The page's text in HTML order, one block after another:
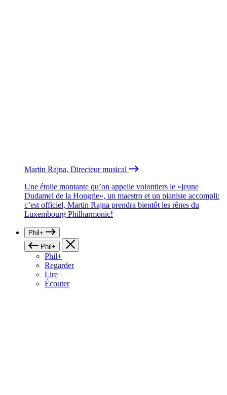
Martin Rajna, Directeur musical
Une étoile montante qu’on appelle volontiers le «jeune
Dudamel de la Hongrie», un maestro et un pianiste accompli:
c’est officiel, Martin Rajna prendra bientôt les rênes du
Luxembourg Philharmonic!
Phil+
Phil+
Phil+
Regarder
Lire
Écouter